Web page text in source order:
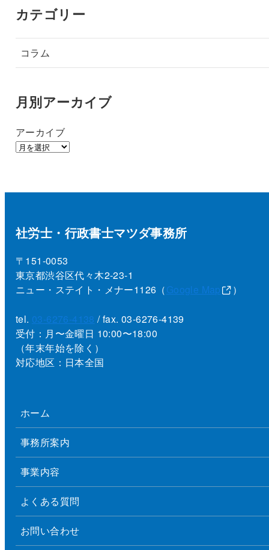
カテゴリー
コラム
月別アーカイブ
アーカイブ
社労士・行政書士マツダ事務所
〒151-0053
東京都渋谷区代々木2-23-1
ニュー・ステイト・メナー1126（Google Map ）
tel. 03-6276-4138 / fax. 03-6276-4139
受付：月〜金曜日 10:00〜18:00
（年末年始を除く）
対応地区：日本全国
ホーム
事務所案内
事業内容
よくある質問
お問い合わせ